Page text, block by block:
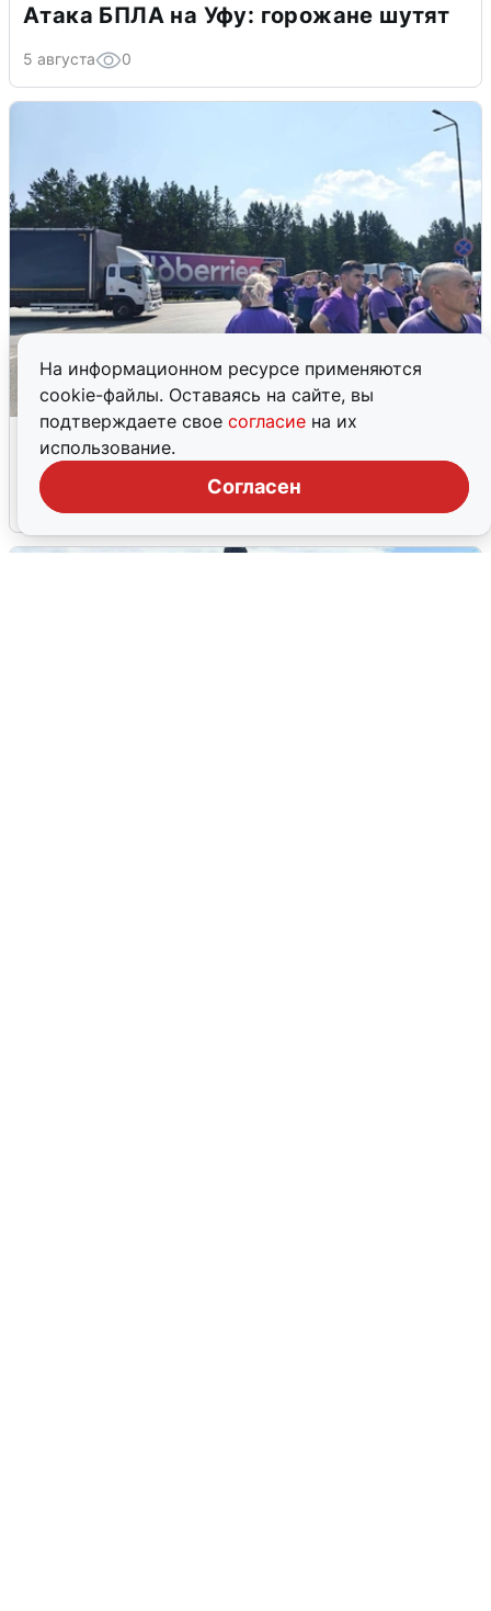
На информационном ресурсе применяются
cookie-файлы. Оставаясь на сайте, вы
подтверждаете свое согласие на их
использование.
Согласен
Атака БПЛА на Уфу: горожане шутят
5 августа 0
Склад Wildberries в Екатеринбурге
эвакуировали из-за БПЛА
5 августа